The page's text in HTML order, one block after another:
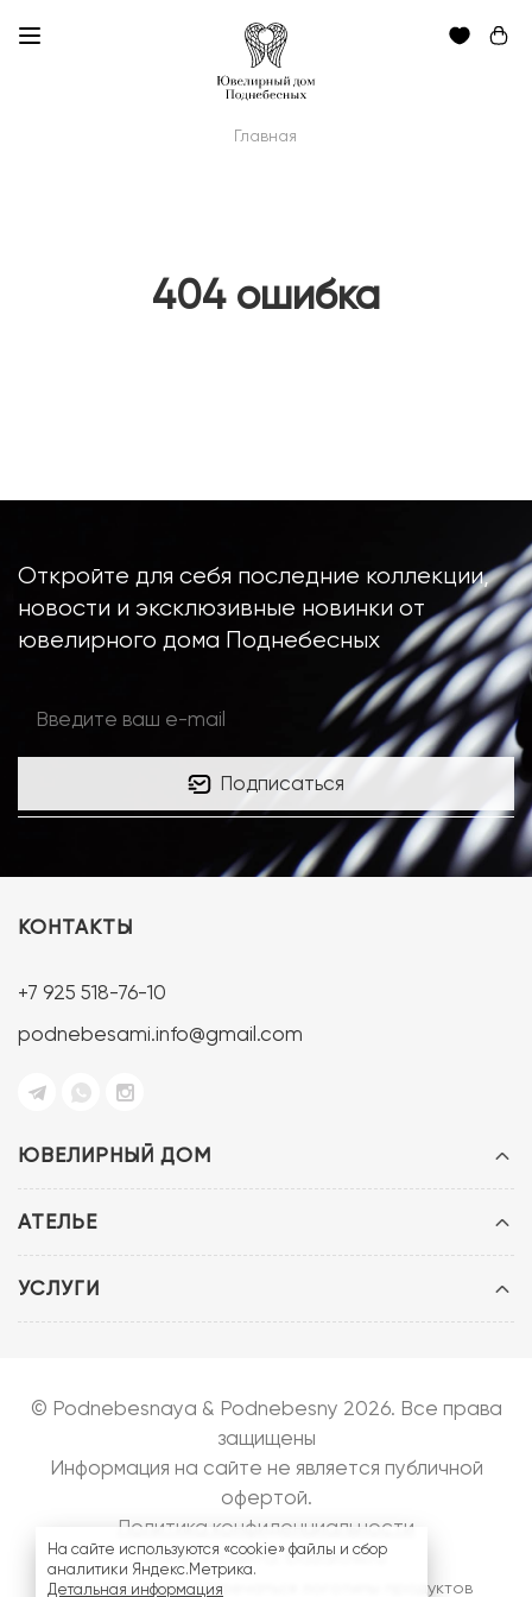
Главная
404 ошибка
Откройте для себя последние коллекции,
новости и эксклюзивные новинки от
ювелирного дома Поднебесных
Подписаться
ЮВЕЛИРНЫЙ ДОМ
АТЕЛЬЕ
УСЛУГИ
КОНТАКТЫ
+7 925 518-76-10
podnebesami.info@gmail.com
© Podnebesnaya & Podnebesny 2026. Все права
защищены
Информация на сайте не является публичной
офертой.
Политика конфиденциальности
Запуск сайта:bazarow.ru
На сайте могут встречаться логотипы продуктов
На сайте используются «cookie» файлы и сбор
аналитики Яндекс.Метрика.
Детальная информация